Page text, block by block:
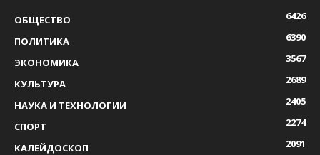
ОБЩЕСТВО
6426
ПОЛИТИКА
6390
ЭКОНОМИКА
3567
КУЛЬТУРА
2689
НАУКА И ТЕХНОЛОГИИ
2405
СПОРТ
2274
КАЛЕЙДОСКОП
2091